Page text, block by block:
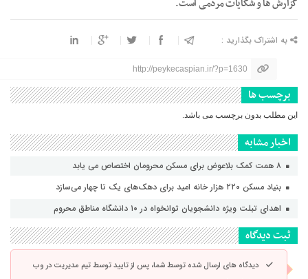
گزارش ها و شکایات مردمی است.
به اشتراک بگذارید :
http://peykecaspian.ir/?p=1630
برچسب ها
این مطلب بدون برچسب می باشد.
اخبار مشابه
بنیاد مسکن ۲۲۰ هزار خانه امید برای دهک‌های یک تا چهار می‌سازد
اهدای تبلت ویژه دانشجویان توانخواه در ۱۰ دانشگاه مناطق محروم
ثبت دیدگاه
دیدگاه های ارسال شده توسط شما، پس از تایید توسط تیم مدیریت در وب